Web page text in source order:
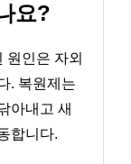
요?
원인은 자외
. 복원제는
아내고 새
합니다.